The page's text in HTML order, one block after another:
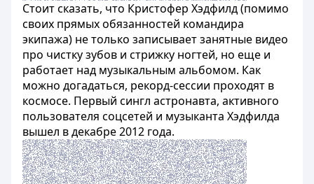
Стоит сказать, что Кристофер Хэдфилд (помимо
своих прямых обязанностей командира
экипажа) не только записывает занятные видео
про чистку зубов и стрижку ногтей, но еще и
работает над музыкальным альбомом. Как
можно догадаться, рекорд-сессии проходят в
космосе. Первый сингл астронавта, активного
пользователя соцсетей и музыканта Хэдфилда
вышел в декабре 2012 года.